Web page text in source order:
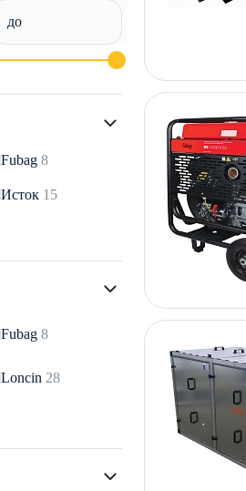
до
Fubag 8
Исток 15
Fubag 8
Loncin 28